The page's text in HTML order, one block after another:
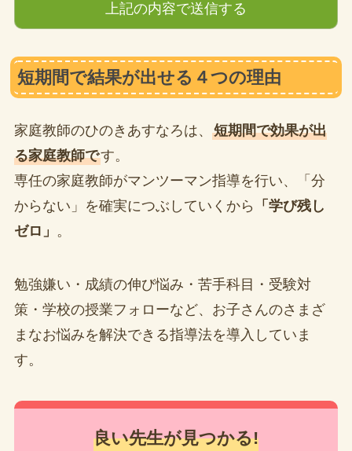
短期間で結果が出せる４つの理由
家庭教師のひのきあすなろは、 短期間で効果が出
る家庭教師です。
専任の家庭教師がマンツーマン指導を行い、「分
からない」を確実につぶしていくから
「学び残し
ゼロ」 。
勉強嫌い・成績の伸び悩み・苦手科目・受験対
策・学校の授業フォローなど、お子さんのさまざ
まなお悩みを解決できる指導法を導入していま
す。
良い先生が見つかる!